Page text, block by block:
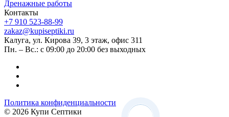
Дренажные работы
Контакты
+7 910 523-88-99
zakaz@kupiseptiki.ru
Калуга, ул. Кирова 39, 3 этаж, офис 311
Пн. – Вс.: с 09:00 до 20:00 без выходных
Политика конфиденциальности
© 2026 Купи Септики